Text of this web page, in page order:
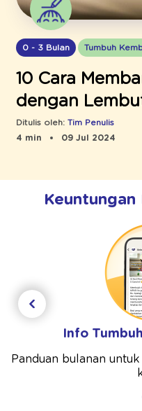
0 - 3 Bulan Tumbuh
10 Cara
dengan
Ditulis oleh: Tim Penulis
4 min
09 Jul 2024
Info
Panduan bulanan